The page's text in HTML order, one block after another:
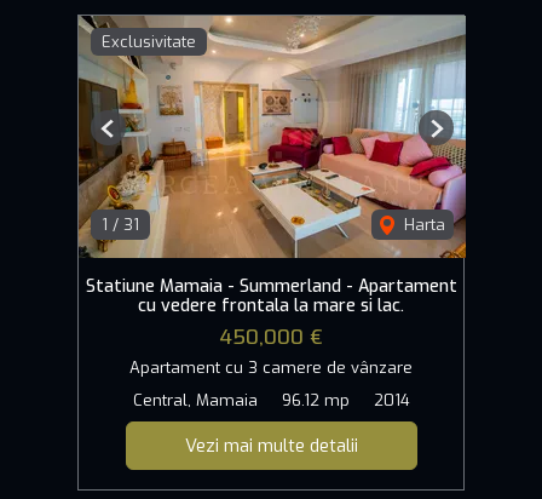
Exclusivitate
1 / 31 Harta
Previous Next
Statiune Mamaia - Summerland - Apartament
cu vedere frontala la mare si lac.
450,000 €
Apartament cu 3 camere de vânzare
Central, Mamaia
96.12 mp 2014
Vezi mai multe detalii